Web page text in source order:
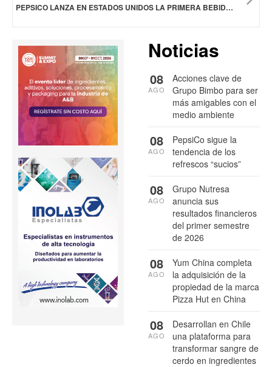
PEPSICO LANZA EN ESTADOS UNIDOS LA PRIMERA BEBIDA INSPIRADA EN LOS REFRESCOS CON SABOR A FRUTAS
Noticias
Acciones clave de
Grupo Bimbo para ser
más amigables con el
medio ambiente
08
AGO
PepsiCo sigue la
tendencia de los
refrescos “sucios”
08
AGO
Grupo Nutresa
anuncia sus
resultados financieros
del primer semestre
de 2026
08
AGO
Yum China completa
la adquisición de la
propiedad de la marca
Pizza Hut en China
08
AGO
Desarrollan en Chile
una plataforma para
transformar sangre de
cerdo en ingredientes
08
AGO